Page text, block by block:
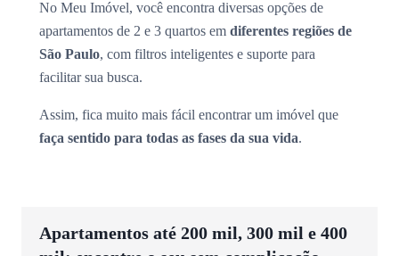
No Meu Imóvel, você encontra diversas opções de
apartamentos de 2 e 3 quartos em diferentes regiões de
São Paulo, com filtros inteligentes e suporte para
facilitar sua busca.
Assim, fica muito mais fácil encontrar um imóvel que
faça sentido para todas as fases da sua vida.
Apartamentos até 200 mil, 300 mil e 400